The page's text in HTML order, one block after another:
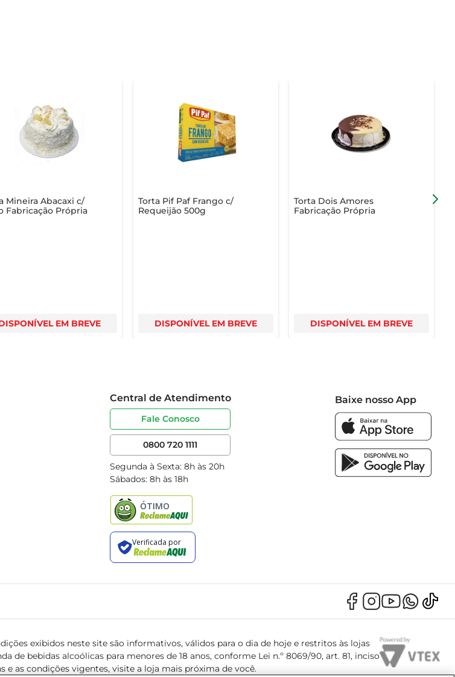
em cada refeição. Experimente e descubra um novo nível de prazer em suas sobremesas!
Mineira Abacaxi c/
Fabricação Própria
EM BREVE
Torta Pif Paf Frango c/
Requeijão 500g
DISPONÍVEL EM BREVE
Torta Dois Amores
Fabricação Própria
DISPONÍVEL EM BREVE
Central de Atendimento
Fale Conosco
0800 720 1111
Segunda à Sexta: 8h às 20h
Sábados: 8h às 18h
Baixe nosso App
exibidos neste site são informativos, válidos para o dia de hoje e restritos às lojas
de bebidas alcoólicas para menores de 18 anos, conforme Lei n.º 8069/90, art. 81, inciso
e as condições vigentes, visite a loja mais próxima de você.